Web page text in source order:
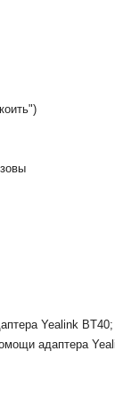
Yealink BT40;
адаптера